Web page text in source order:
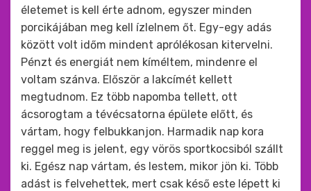
életemet is kell érte adnom, egyszer minden
porcikájában meg kell ízlelnem őt. Egy-egy adás
között volt időm mindent aprólékosan kitervelni.
Pénzt és energiát nem kíméltem, mindenre el
voltam szánva. Először a lakcímét kellett
megtudnom. Ez több napomba tellett, ott
ácsorogtam a tévécsatorna épülete előtt, és
vártam, hogy felbukkanjon. Harmadik nap kora
reggel meg is jelent, egy vörös sportkocsiból szállt
ki. Egész nap vártam, és lestem, mikor jön ki. Több
adást is felvehettek, mert csak késő este lépett ki